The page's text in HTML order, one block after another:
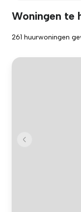
Woningen te
261 huurwoningen